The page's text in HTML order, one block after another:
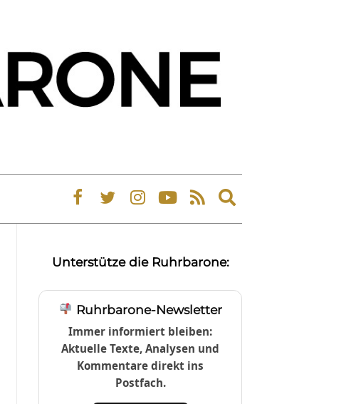
Expand
search
Unterstütze die Ruhrbarone:
Ruhrbarone-Newsletter
Immer informiert bleiben:
Aktuelle Texte, Analysen und
Kommentare direkt ins
Postfach.